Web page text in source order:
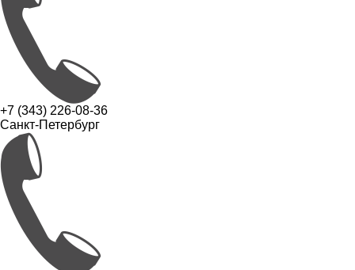
+7 (343) 226-08-36
Санкт-Петербург